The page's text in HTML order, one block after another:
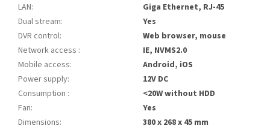
LAN:
Giga Ethernet, RJ-45
Dual stream:
Yes
DVR control:
Web browser, mouse
Network access :
IE, NVMS2.0
Mobile access:
Android, iOS
Power supply:
12V DC
Consumption :
<20W without HDD
Fan:
Yes
Dimensions:
380 x 268 x 45 mm